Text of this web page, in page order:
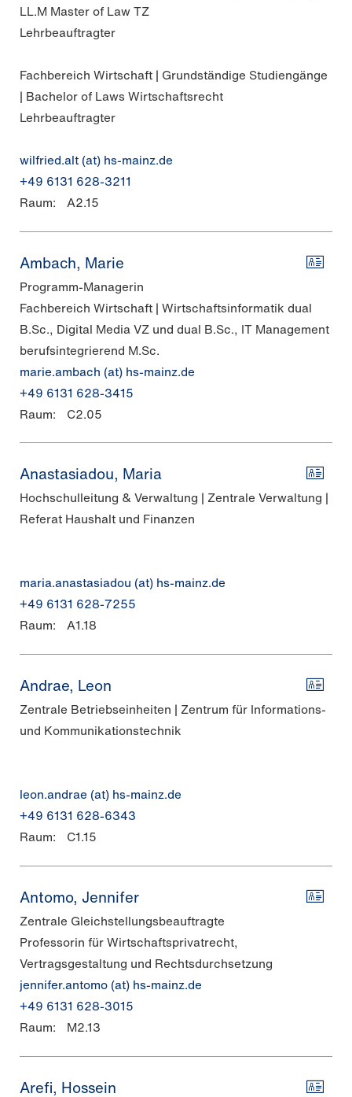
LL.M Master of Law TZ
Lehrbeauftragter
Fachbereich Wirtschaft | Grundständige Studiengänge
| Bachelor of Laws Wirtschaftsrecht
Lehrbeauftragter
wilfried.alt (at) hs-mainz.de
+49 6131 628-3211
Raum:
A2.15
Ambach, Marie
Programm-Managerin
Fachbereich Wirtschaft | Wirtschaftsinformatik dual
B.Sc., Digital Media VZ und dual B.Sc., IT Management
berufsintegrierend M.Sc.
marie.ambach (at) hs-mainz.de
+49 6131 628-3415
Raum:
C2.05
Anastasiadou, Maria
Hochschulleitung & Verwaltung | Zentrale Verwaltung |
Referat Haushalt und Finanzen
maria.anastasiadou (at) hs-mainz.de
+49 6131 628-7255
Raum:
A1.18
Andrae, Leon
Zentrale Betriebseinheiten | Zentrum für Informations-
und Kommunikationstechnik
leon.andrae (at) hs-mainz.de
+49 6131 628-6343
Raum:
C1.15
Antomo, Jennifer
Zentrale Gleichstellungsbeauftragte
Professorin für Wirtschaftsprivatrecht,
Vertragsgestaltung und Rechtsdurchsetzung
jennifer.antomo (at) hs-mainz.de
+49 6131 628-3015
Raum:
M2.13
Arefi, Hossein